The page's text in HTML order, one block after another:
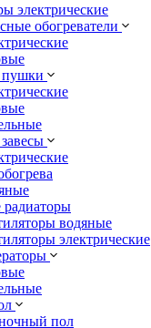
электрические
обогреватели
пушки
водяные
электрические
пол